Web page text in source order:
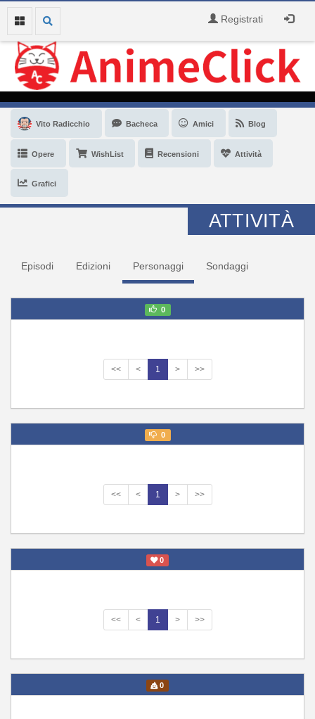
Registrati
Vito Radicchio Bacheca Amici Blog
Opere WishList Recensioni Attività
Grafici
ATTIVITÀ
Episodi Edizioni Personaggi Sondaggi
0
<< < 1 > >>
0
<< < 1 > >>
0
<< < 1 > >>
0